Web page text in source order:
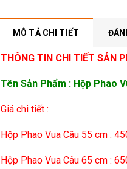
MÔ TẢ CHI TIẾT
THÔNG TIN CHI TIẾT SẢN
Tên Sản Phẩm : Hộp Phao
Giá chi tiết :
Hộp Phao Vua Câu 55 cm :
Hộp Phao Vua Câu 65 cm :